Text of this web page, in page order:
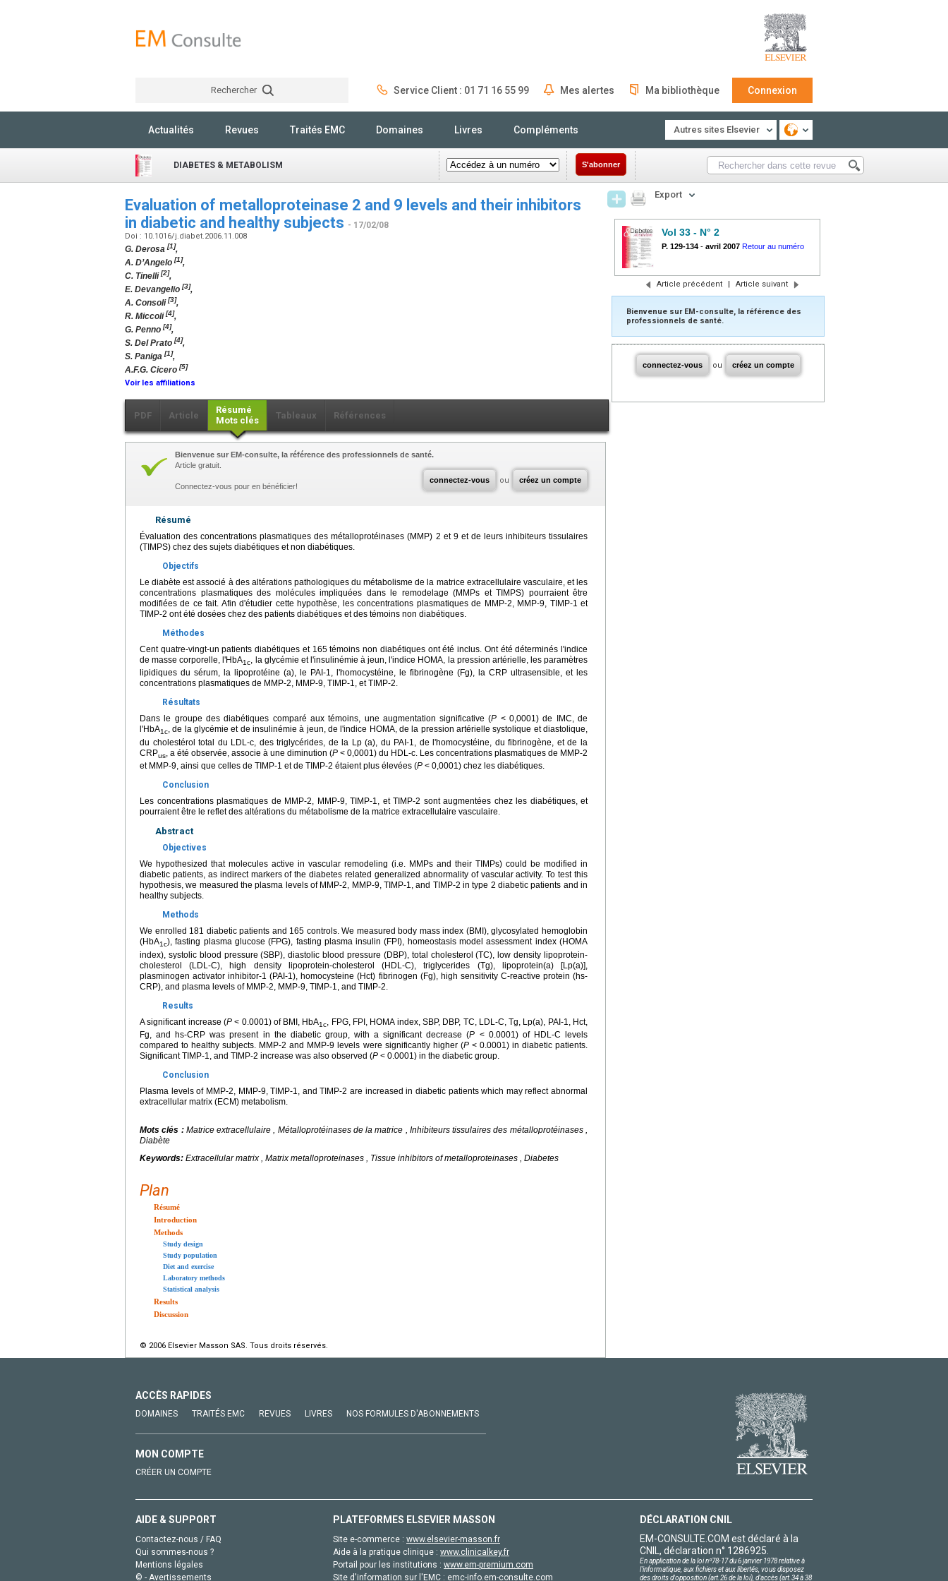
Rechercher Service Client : 01 71 16 55 99 Mes alertes Ma bibliothèque Connexion
Actualités Revues Traités EMC Domaines Livres Compléments Autres sites Elsevier
DIABETES & METABOLISM S'abonner
Evaluation of metalloproteinase 2 and 9 levels and their inhibitors
in diabetic and healthy subjects - 17/02/08
Doi : 10.1016/j.diabet.2006.11.008
G. Derosa [1],
A. D’Angelo [1],
C. Tinelli[2],
E. Devangelio [3],
A. Consoli[3],
R. Miccoli[4],
G. Penno [4],
S. Del Prato [4],
S. Paniga [1],
A.F.G. Cicero [5]
Voir les affiliations
PDF Article
Résumé
Mots clés
Tableaux Références
connectez-vous ou créez un compte
Bienvenue sur EM-consulte, la référence des professionnels de santé.
Article gratuit.
Connectez-vous pour en bénéficier!
Résumé
Évaluation des concentrations plasmatiques des métalloprotéinases (MMP) 2 et 9 et de leurs inhibiteurs tissulaires
(TIMPS) chez des sujets diabétiques et non diabétiques.
Objectifs
Le diabète est associé à des altérations pathologiques du métabolisme de la matrice extracellulaire vasculaire, et les
concentrations plasmatiques des molécules impliquées dans le remodelage (MMPs et TIMPS) pourraient être
modifiées de ce fait. Afin d'étudier cette hypothèse, les concentrations plasmatiques de MMP-2, MMP-9, TIMP-1 et
TIMP-2 ont été dosées chez des patients diabétiques et des témoins non diabétiques.
Méthodes
Cent quatre-vingt-un patients diabétiques et 165 témoins non diabétiques ont été inclus. Ont été déterminés l'indice
de masse corporelle, l'HbA1c, la glycémie et l'insulinémie à jeun, l'indice HOMA, la pression artérielle, les paramètres
lipidiques du sérum, la lipoprotéine (a), le PAI-1, l'homocystéine, le fibrinogène (Fg), la CRP ultrasensible, et les
concentrations plasmatiques de MMP-2, MMP-9, TIMP-1, et TIMP-2.
Résultats
Dans le groupe des diabétiques comparé aux témoins, une augmentation significative (P < 0,0001) de IMC, de
l'HbA1c, de la glycémie et de insulinémie à jeun, de l'indice HOMA, de la pression artérielle systolique et diastolique,
du cholestérol total du LDL-c, des triglycérides, de la Lp (a), du PAI-1, de l'homocystéine, du fibrinogène, et de la
CRPus , a été observée, associe à une diminution (P < 0,0001) du HDL-c. Les concentrations plasmatiques de MMP-2
et MMP-9, ainsi que celles de TIMP-1 et de TIMP-2 étaient plus élevées (P < 0,0001) chez les diabétiques.
Conclusion
Les concentrations plasmatiques de MMP-2, MMP-9, TIMP-1, et TIMP-2 sont augmentées chez les diabétiques, et
pourraient être le reflet des altérations du métabolisme de la matrice extracellulaire vasculaire.
Abstract
Objectives
We hypothesized that molecules active in vascular remodeling (i.e. MMPs and their TIMPs) could be modified in
diabetic patients, as indirect markers of the diabetes related generalized abnormality of vascular activity. To test this
hypothesis, we measured the plasma levels of MMP-2, MMP-9, TIMP-1, and TIMP-2 in type 2 diabetic patients and in
healthy subjects.
Methods
We enrolled 181 diabetic patients and 165 controls. We measured body mass index (BMI), glycosylated hemoglobin
(HbA1c), fasting plasma glucose (FPG), fasting plasma insulin (FPI), homeostasis model assessment index (HOMA
index), systolic blood pressure (SBP), diastolic blood pressure (DBP), total cholesterol (TC), low density lipoprotein-
cholesterol (LDL-C), high density lipoprotein-cholesterol (HDL-C), triglycerides (Tg), lipoprotein(a) [Lp(a)],
plasminogen activator inhibitor-1 (PAI-1), homocysteine (Hct) fibrinogen (Fg), high sensitivity C-reactive protein (hs-
CRP), and plasma levels of MMP-2, MMP-9, TIMP-1, and TIMP-2.
Results
A significant increase (P< 0.0001) of BMI, HbA1c
, FPG, FPI, HOMA index, SBP, DBP, TC, LDL-C, Tg, Lp(a), PAI-1, Hct,
Fg, and hs-CRP was present in the diabetic group, with a significant decrease (P < 0.0001) of HDL-C levels
compared to healthy subjects. MMP-2 and MMP-9 levels were significantly higher (P< 0.0001) in diabetic patients.
Significant TIMP-1, and TIMP-2 increase was also observed (P < 0.0001) in the diabetic group.
Conclusion
Plasma levels of MMP-2, MMP-9, TIMP-1, and TIMP-2 are increased in diabetic patients which may reflect abnormal
extracellular matrix (ECM) metabolism.
Mots clés : Matrice extracellulaire , Métalloprotéinases de la matrice , Inhibiteurs tissulaires des métalloprotéinases ,
Diabète
Keywords: Extracellular matrix , Matrix metalloproteinases , Tissue inhibitors of metalloproteinases , Diabetes
Plan
Résumé
Introduction
Methods
Study design
Study population
Diet and exercise
Laboratory methods
Statistical analysis
Results
Discussion
© 2006 Elsevier Masson SAS. Tous droits réservés.
Export
Vol 33 - N° 2
P. 129-134 - avril 2007 Retour au numéro
Article précédent | Article suivant
Bienvenue sur EM-consulte, la référence des
professionnels de santé.
connectez-vous ou créez un compte
ACCÈS RAPIDES
DOMAINES TRAITÉS EMC REVUES LIVRES NOS FORMULES D'ABONNEMENTS
MON COMPTE
CRÉER UN COMPTE
AIDE & SUPPORT
Contactez-nous / FAQ
Qui sommes-nous ?
Mentions légales
© - Avertissements
PLATEFORMES ELSEVIER MASSON
Site e-commerce : www.elsevier-masson.fr
Aide à la pratique clinique : www.clinicalkey.fr
Portail pour les institutions : www.em-premium.com
Site d'information sur l'EMC : emc-info.em-consulte.com
DÉCLARATION CNIL
EM-CONSULTE.COM est déclaré à la
CNIL, déclaration n° 1286925.
En application de la loi nº78-17 du 6 janvier 1978 relative à
l'informatique, aux fichiers et aux libertés, vous disposez
des droits d'opposition (art.26 de la loi), d'accès (art.34 à 38